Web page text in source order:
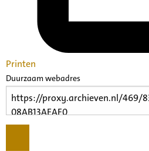
Printen
Duurzaam webadres